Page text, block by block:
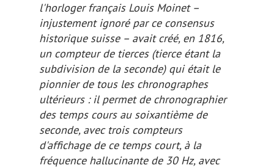
l'horloger français Louis Moinet –
injustement ignoré par ce consensus
historique suisse – avait créé, en 1816,
un compteur de tierces (tierceétant la
subdivision de la seconde) qui était le
pionnier de tous les chronographes
ultérieurs : il permet de chronographier
des temps cours au soixantième de
seconde, avec trois compteurs
d'affichage de ce temps court, à la
fréquence hallucinante de 30 Hz, avec